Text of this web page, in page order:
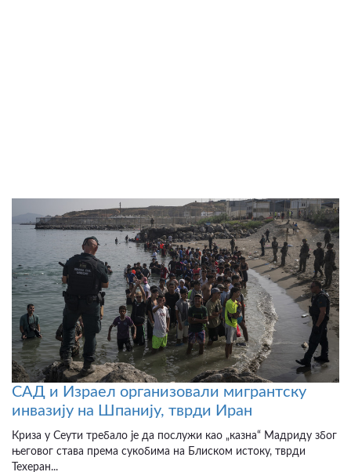
САД и Израел организовали мигрантску
инвазију на Шпанију, тврди Иран
Криза у Сеути требало је да послужи као „казна“ Мадриду због
његовог става према сукобима на Блиском истоку, тврди
Техеран...